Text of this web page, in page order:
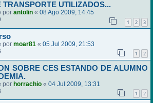
TRANSPORTE UTILIZADOS...
por antolin « 08 Ago 2009, 14:45
1 2 3
por moar81 « 05 Jul 2009, 21:53
1 2
SOBRE CES ESTANDO DE ALUMNO
por horrachio « 04 Jul 2009, 13:31
1 2